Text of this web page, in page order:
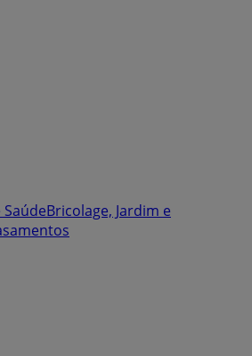
SaúdeBricolage, Jardim e